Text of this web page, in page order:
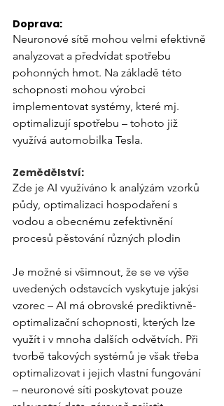
Doprava:
Neuronové sítě mohou velmi efektivně
analyzovat a předvídat spotřebu
pohonných hmot. Na základě této
schopnosti mohou výrobci
implementovat systémy, které mj.
optimalizují spotřebu – tohoto již
využívá automobilka Tesla.
Zemědělství:
Zde je AI využíváno k analýzám vzorků
půdy, optimalizaci hospodaření s
vodou a obecnému zefektivnění
procesů pěstování různých plodin
Je možné si všimnout, že se ve výše
uvedených odstavcích vyskytuje jakýsi
vzorec – AI má obrovské prediktivně-
optimalizační schopnosti, kterých lze
využít i v mnoha dalších odvětvích. Při
tvorbě takových systémů je však třeba
optimalizovat i jejich vlastní fungování
– neuronové síti poskytovat pouze